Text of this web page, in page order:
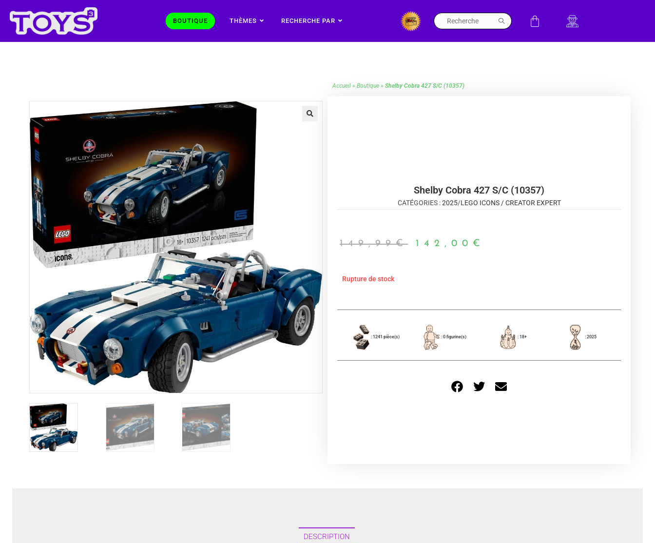
BOUTIQUE THÈMES RECHERCHE PAR
Accueil » Boutique » Shelby Cobra 427 S/C (10357)
Shelby Cobra 427 S/C (10357)
CATÉGORIES :2025/LEGO ICONS / CREATOR EXPERT
149,99€ 142,00 €
Rupture de stock
: 1241 pièce(s) : 0 figurine(s) : 18+ : 2025
DESCRIPTION